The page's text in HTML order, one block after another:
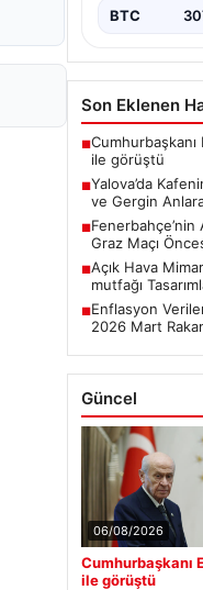
BTC
Son Eklenen
■
ile görüştü
■Yalova’da
ve Gergin
■
Graz Maçı
■Açık Hava
mutfağı
■Enflasyon
2026 Mart
Güncel
06/08/2026
Cumhurbaşkanı
ile görüştü